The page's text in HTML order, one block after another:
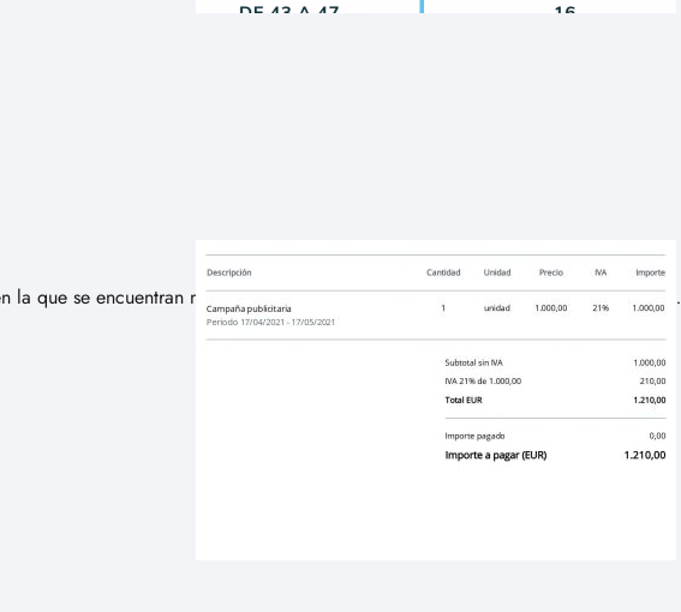
la que se encuentran muchos trabajadores por cuenta propia cuando pierden su…